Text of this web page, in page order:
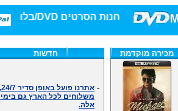
חנות הסרטים DVD/בלו-ריי/3D הגדולה ביותר!
מכירה מוקדמת חדשות
משלוחים לכל הארץ גם בימים
אלה.